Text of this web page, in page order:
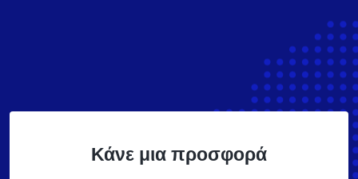
Κάνε μια προσφορά